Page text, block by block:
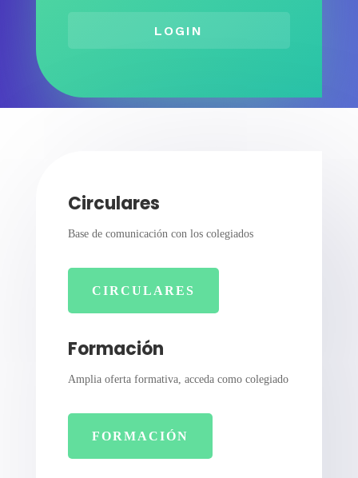
LOGIN
Circulares
Base de comunicación con los colegiados
CIRCULARES
Formación
Amplia oferta formativa, acceda como colegiado
FORMACIÓN